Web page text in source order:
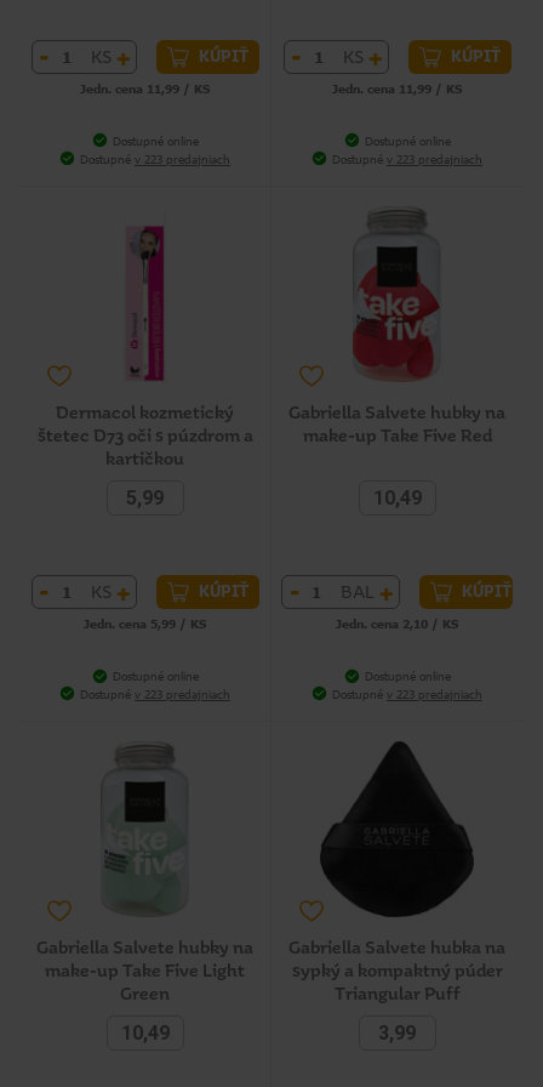
- KS + KÚPIŤ
Jedn. cena 11,99 / KS
Dostupné online
Dostupné v 223 predajniach
- KS + KÚPIŤ
Jedn. cena 11,99 / KS
Dostupné online
Dostupné v 223 predajniach
Dermacol kozmetický
štetec D73 oči s púzdrom a
kartičkou
5,99
- KS + KÚPIŤ
Jedn. cena 5,99 / KS
Dostupné online
Dostupné v 223 predajniach
Gabriella Salvete hubky na
make-up Take Five Red
10,49
- BAL + KÚPIŤ
Jedn. cena 2,10 / KS
Dostupné online
Dostupné v 223 predajniach
Gabriella Salvete hubky na
make-up Take Five Light
Green
10,49
Gabriella Salvete hubka na
sypký a kompaktný púder
Triangular Puff
3,99